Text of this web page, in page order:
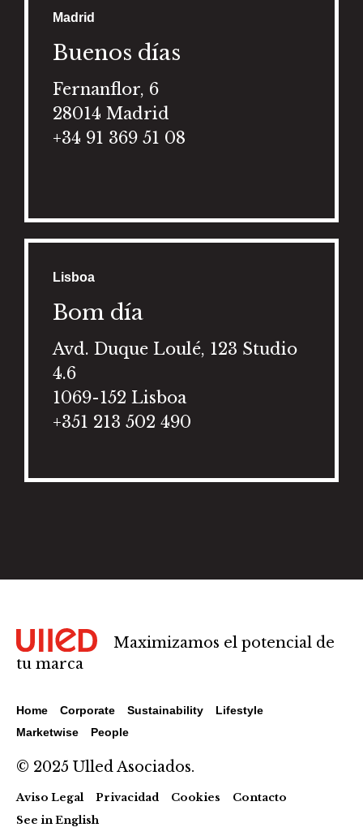
Madrid
Buenos días
Fernanflor, 6
28014 Madrid
+34 91 369 51 08
Lisboa
Bom día
Avd. Duque Loulé, 123 Studio
4.6
1069-152 Lisboa
+351 213 502 490
Maximizamos el potencial de
tu marca
Home Corporate Sustainability
Lifestyle
Marketwise
People
© 2025 Ulled Asociados.
Aviso Legal Privacidad Cookies
Contacto
See in English